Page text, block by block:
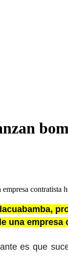
contratista
una empresa
es que